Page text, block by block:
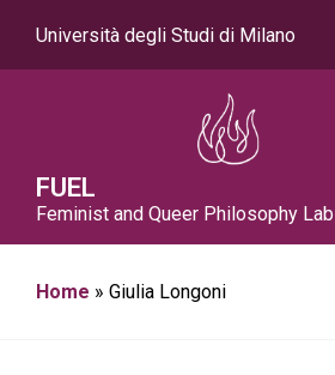
Università degli Studi di Milano
FUEL
Feminist and Queer Philosophy Lab
Home » Giulia Longoni